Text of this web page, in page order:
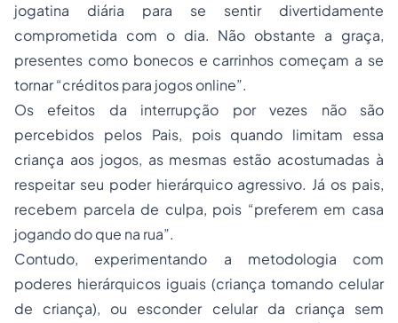
jogatina diária para se sentir divertidamente
comprometida com o dia. Não obstante a graça,
presentes como bonecos e carrinhos começam a se
tornar “créditos para jogos online”.
Os efeitos da interrupção por vezes não são
percebidos pelos Pais, pois quando limitam essa
criança aos jogos, as mesmas estão acostumadas à
respeitar seu poder hierárquico agressivo. Já os pais,
recebem parcela de culpa, pois “preferem em casa
jogando do que na rua”.
Contudo, experimentando a metodologia com
poderes hierárquicos iguais (criança tomando celular
de criança), ou esconder celular da criança sem